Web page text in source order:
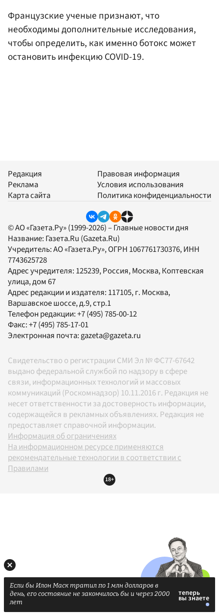
Французские ученые признают, что
необходимы дополнительные исследования,
чтобы определить, как именно ботокс может
остановить инфекцию COVID-19.
Редакция
Реклама
Карта сайта
Правовая информация
Условия использования
Политика конфиденциальности
© АО «Газета.Ру» (1999-2026) – Главные новости дня
Название: Газета.Ru (Gazeta.Ru)
Учредитель:АО «Газета.Ру», ОГРН 1067761730376, ИНН
7743625728
Адрес учредителя: 125239, Россия, Москва, Коптевская
улица, дом 67
Адрес редакции и издателя: 117105, г. Москва,
Варшавское шоссе, д.9, стр.1
Телефон редакции:+7 (495) 785-00-12
Факс:+7 (495) 785-17-01
Электронная почта:gazeta@gazeta.ru
Свидетельство о регистрации СМИ Эл № ФС77-67642
выдано федеральной службой по надзору в сфере
связи, информационных технологий и массовых
коммуникаций (Роскомнадзор) 10.11.2016 г. Редакция не
несет ответственности за достоверность информации,
содержащейся в рекламных объявлениях. Редакция не
предоставляет справочной информации.
Информация об ограничениях
На информационном ресурсе применяются
рекомендательные технологии в соответствии с
Правилами
18+
Если бы Илон Маск тратил по 1 млн долларов в
день, его состояние не закончилось бы и через 2000
лет